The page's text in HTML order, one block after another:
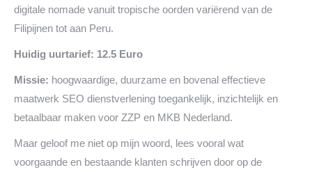
digitale nomade vanuit tropische oorden variërend van de
Filipijnen tot aan Peru.
Huidig uurtarief: 12.5 Euro
Missie: hoogwaardige, duurzame en bovenal effectieve
maatwerk SEO dienstverlening toegankelijk, inzichtelijk en
betaalbaar maken voor ZZP en MKB Nederland.
Maar geloof me niet op mijn woord, lees vooral wat
voorgaande en bestaande klanten schrijven door op de